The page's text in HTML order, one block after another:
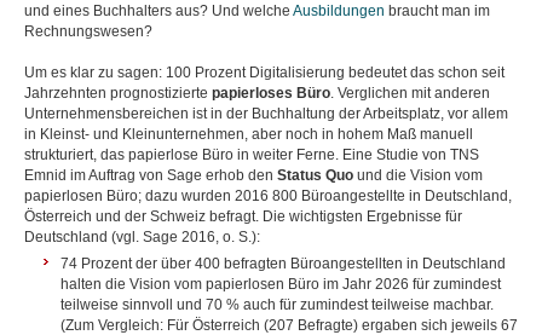
und eines Buchhalters aus? Und welche Ausbildungen braucht man im
Rechnungswesen?
Um es klar zu sagen: 100 Prozent Digitalisierung bedeutet das schon seit
Jahrzehnten prognostizierte papierloses Büro. Verglichen mit anderen
Unternehmensbereichen ist in der Buchhaltung der Arbeitsplatz, vor allem
in Kleinst- und Kleinunternehmen, aber noch in hohem Maß manuell
strukturiert, das papierlose Büro in weiter Ferne. Eine Studie von TNS
Emnid im Auftrag von Sage erhob den Status Quo und die Vision vom
papierlosen Büro; dazu wurden 2016 800 Büroangestellte in Deutschland,
Österreich und der Schweiz befragt. Die wichtigsten Ergebnisse für
Deutschland (vgl. Sage 2016, o. S.):
74 Prozent der über 400 befragten Büroangestellten in Deutschland
halten die Vision vom papierlosen Büro im Jahr 2026 für zumindest
teilweise sinnvoll und 70 % auch für zumindest teilweise machbar.
(Zum Vergleich: Für Österreich (207 Befragte) ergaben sich jeweils 67